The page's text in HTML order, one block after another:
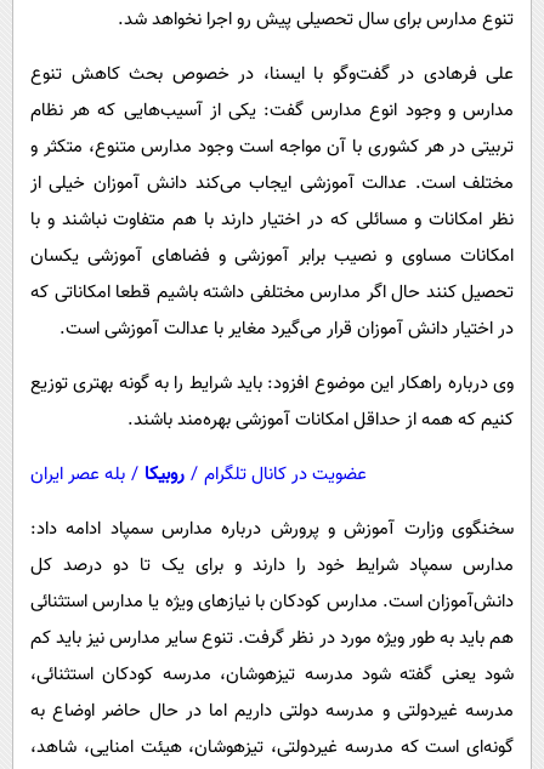
سلامت
فرهنگی
بین الملل
حیات وحش
سیاست خارجی
تنوع مدارس برای سال تحصیلی پیش رو اجرا نخواهد شد.
علی فرهادی در گفت‌وگو با ایسنا، در خصوص بحث کاهش تنوع
مدارس و وجود انوع مدارس گفت: یکی از آسیب‌هایی که هر نظام
تربیتی در هر کشوری با آن مواجه است وجود مدارس متنوع، متکثر و
مختلف است. عدالت آموزشی ایجاب می‌کند دانش آموزان خیلی از
نظر امکانات و مسائلی که در اختیار دارند با هم متفاوت نباشند و با
امکانات مساوی و نصیب برابر آموزشی و فضاهای آموزشی یکسان
تحصیل کنند حال اگر مدارس مختلفی داشته باشیم قطعا امکاناتی که
در اختیار دانش آموزان قرار می‌گیرد مغایر با عدالت آموزشی است.
وی درباره راهکار این موضوع افزود: باید شرایط را به گونه بهتری توزیع
کنیم که همه از حداقل امکانات آموزشی بهره‌مند باشند.
عضویت در کانال تلگرام / روبیکا / بله عصر ایران
سخنگوی وزارت آموزش و پرورش درباره مدارس سمپاد ادامه داد:
مدارس سمپاد شرایط خود را دارند و برای یک تا دو درصد کل
دانش‌آموزان است. مدارس کودکان با نیازهای ویژه یا مدارس استثنائی
هم باید به طور ویژه مورد در نظر گرفت. تنوع سایر مدارس نیز باید کم
شود یعنی گفته شود مدرسه تیزهوشان، مدرسه کودکان استثنائی،
مدرسه غیردولتی و مدرسه دولتی داریم اما در حال حاضر اوضاع به
گونه‌ای است که مدرسه غیردولتی، تیزهوشان، هیئت امنایی، شاهد،